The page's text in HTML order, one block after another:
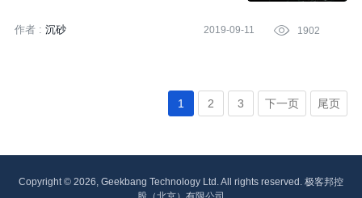
作者 : 沉砂 2019-09-11  1902
1 2 3 下一页 尾页
Copyright © 2026, Geekbang Technology Ltd. All rights reserved. 极客邦控